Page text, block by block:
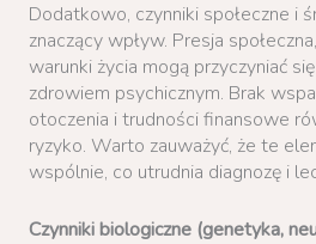
Dodatkowo, czynniki społeczne i
znaczący wpływ. Presja
warunki życia mogą przyczyniać
zdrowiem psychicznym. Brak
otoczenia i trudności finansowe
ryzyko. Warto zauważyć, że te
wspólnie, co utrudnia diagnozę i
Czynniki biologiczne (genetyka,